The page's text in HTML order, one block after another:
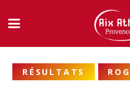
RÉSULTATS